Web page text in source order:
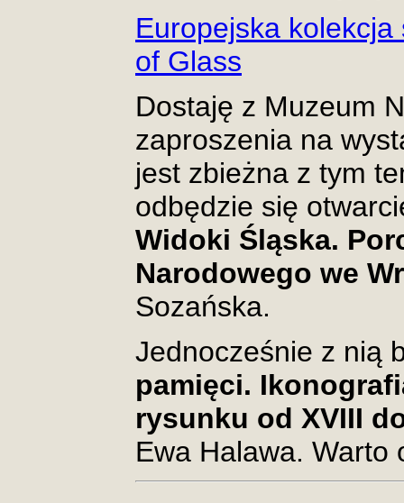
Europejska kolekcja
of Glass
Dostaję z Muzeum
zaproszenia na
jest zbieżna z tym
odbędzie się
Widoki Śląska.
Narodowego we
Sozańska.
Jednocześnie z nią
pamięci.
rysunku od XVIII
Ewa Halawa. Warto